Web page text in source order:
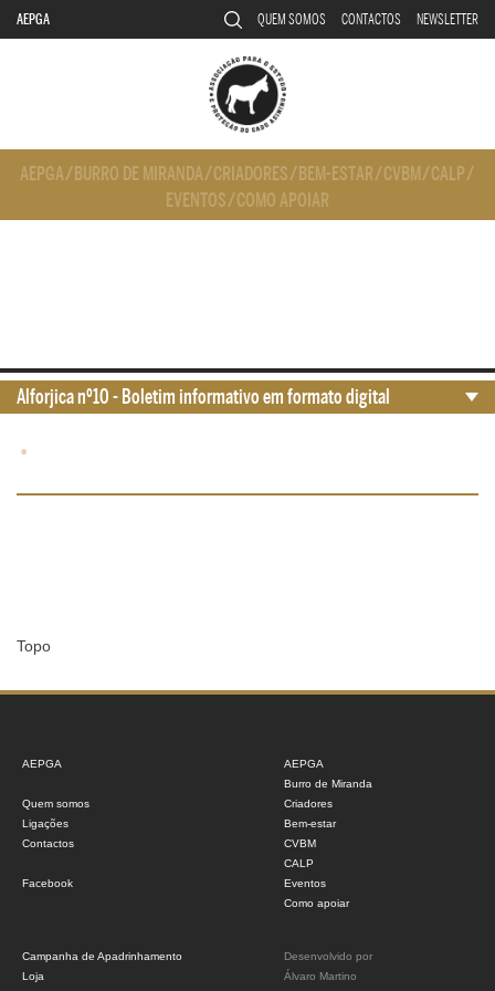
AEPGA QUEM SOMOS CONTACTOS NEWSLETTER
AEPGA/ BURRO DE MIRANDA/CRIADORES/ BEM-ESTAR/CVBM/CALP/
EVENTOS/COMO APOIAR
•
Topo
Alforjica nº10 - Boletim informativo em formato digital
AEPGA
Quem somos
Ligações
Contactos
Facebook
AEPGA
Burro de Miranda
Criadores
Bem-estar
CVBM
CALP
Eventos
Como apoiar
Campanha de Apadrinhamento
Loja
Desenvolvido por
Álvaro Martino